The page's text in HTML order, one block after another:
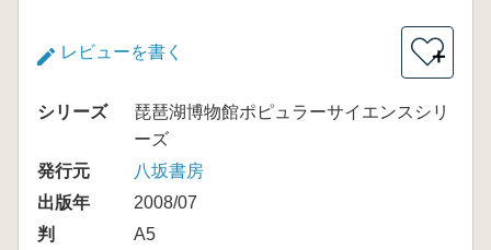
レビューを書く ＋
シリーズ
琵琶湖博物館ポピュラーサイエンスシリ
ーズ
発行元
八坂書房
出版年
2008/07
判
A5